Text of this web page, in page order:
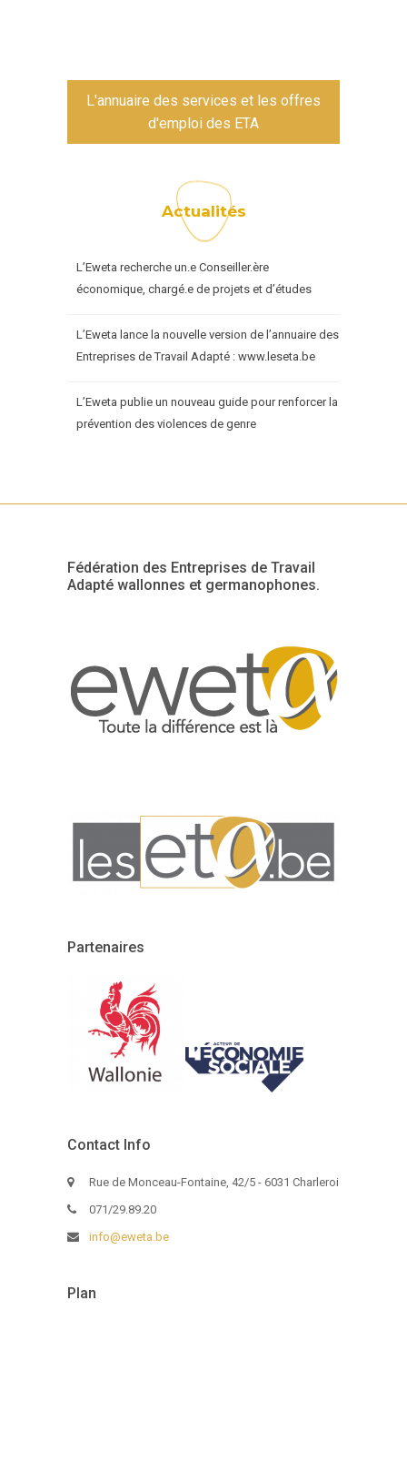
L'annuaire des services et les offres
d'emploi des ETA
Actualités
L’Eweta recherche un.e Conseiller.ère
économique, chargé.e de projets et d’études
L’Eweta lance la nouvelle version de l’annuaire des
Entreprises de Travail Adapté : www.leseta.be
L’Eweta publie un nouveau guide pour renforcer la
prévention des violences de genre
Fédération des Entreprises de Travail
Adapté wallonnes et germanophones.
Partenaires
Contact Info
Rue de Monceau-Fontaine, 42/5 - 6031 Charleroi
071/29.89.20
info@eweta.be
Plan